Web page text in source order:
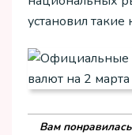
установил такие
Вам понравилась